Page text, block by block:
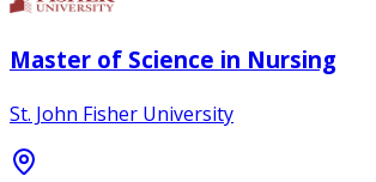
Master of Science in Nursing
St. John Fisher University